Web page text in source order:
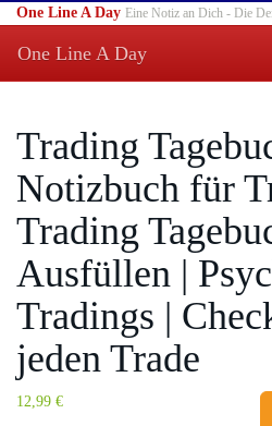
Skip
to
main
One Line A Day Eine Notiz an Dich - Die
One Line A Day
Trading
Notizbuch für
Trading
Ausfüllen |
Tradings |
jeden Trade
12,99 €